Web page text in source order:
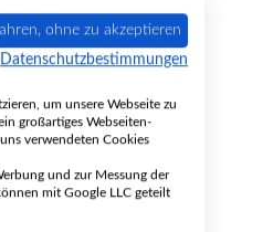
ohne zu akzeptieren
Datenschutzbestimmungen
um unsere Webseite zu
großartiges Webseiten-
verwendeten Cookies
und zur Messung der
mit Google LLC geteilt